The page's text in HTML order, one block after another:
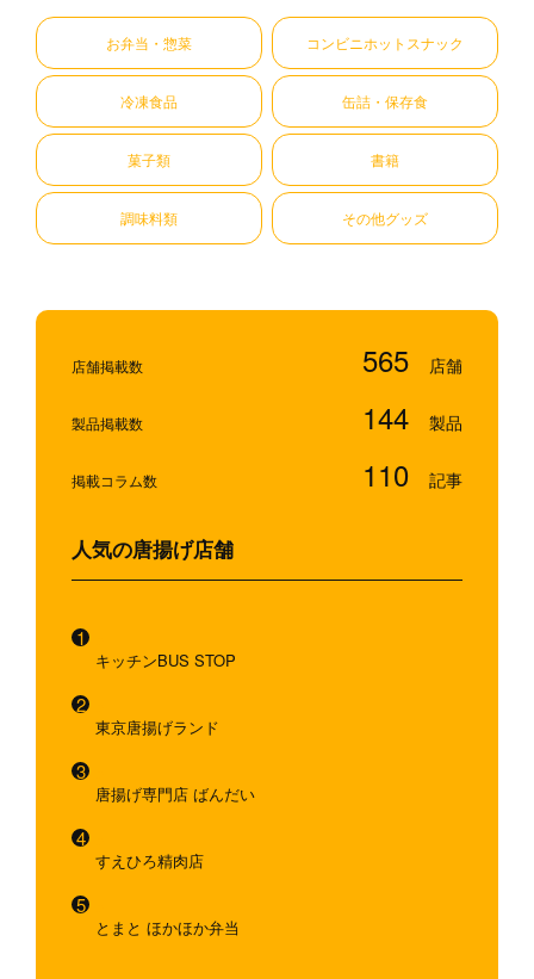
お弁当・惣菜 コンビニホットスナック
冷凍食品 缶詰・保存食
菓子類 書籍
調味料類 その他グッズ
店舗掲載数 565
製品掲載数 144
掲載コラム数 110
人気の唐揚げ店舗
キッチンBUS STOP
東京唐揚げランド
唐揚げ専門店 ばんだい
すえひろ精肉店
とまと ほかほか弁当